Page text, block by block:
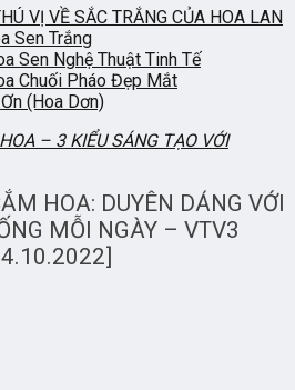
VỊ VỀ SẮC TRẮNG CỦA HOA LAN
Sen Trắng
Sen Nghệ Thuật Tinh Tế
Chuối Pháo Đẹp Mắt
(Hoa Dơn)
– 3 KIỂU SÁNG TẠO VỚI
HOA: DUYÊN DÁNG VỚI
MỖI NGÀY – VTV3